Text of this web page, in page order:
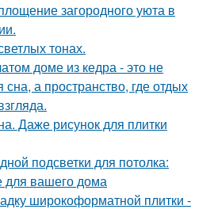
загородного уюта в
тонах.
доме из кедра - это не
а пространство, где отдых
Даже рисунок для плитки
подсветки для потолка:
вашего дома
широкоформатной плитки -